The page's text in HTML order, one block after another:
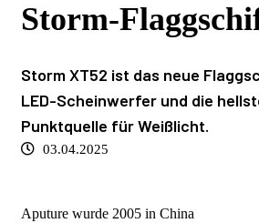
Storm-
Storm XT52 ist das neue
LED-Scheinwerfer und die
Punktquelle für Weißlicht.
03.04.2025
Aputure wurde 2005 in China